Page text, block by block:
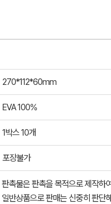
270*112*60mm
EVA 100%
1박스 10개
포장불가
판촉물은 판촉을 목적으로 제작하
일반상품으로 판매는 신중히 판단